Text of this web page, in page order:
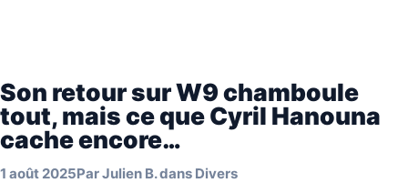
Son retour sur W9 chamboule
tout, mais ce que Cyril Hanouna
cache encore…
1 août 2025ParJulien B.dans Divers